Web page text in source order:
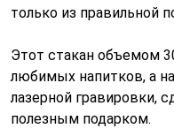
только из правильной
Этот стакан объемом
любимых напитков, а
лазерной гравировки,
полезным подарком.